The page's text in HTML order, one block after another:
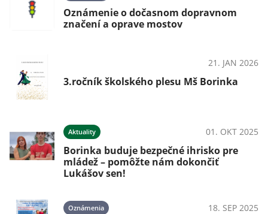
Oznámenie o dočasnom dopravnom
značení a oprave mostov
21. JAN 2026
3.ročník školského plesu Mš Borinka
Aktuality 01. OKT 2025
Borinka buduje bezpečné ihrisko pre
mládež – pomôžte nám dokončiť
Lukášov sen!
Oznámenia 18. SEP 2025